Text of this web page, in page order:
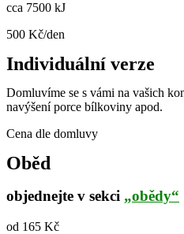
cca 7500 kJ
500 Kč/den
Individuální verze
Domluvíme se s vámi na vašich
navýšení porce bílkoviny apod.
Cena dle domluvy
Oběd
objednejte v sekci „obědy“
od 165 Kč